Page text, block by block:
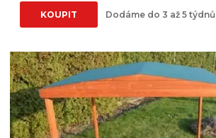
KOUPIT Dodáme do 3 až 5 týdnů